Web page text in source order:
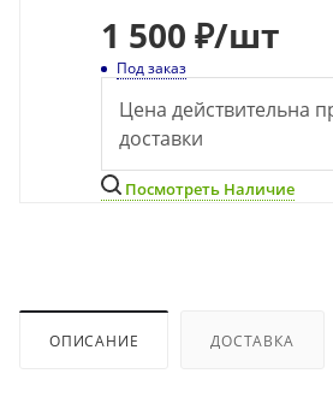
1 500 ₽/шт
Под заказ
Цена действительна
доставки
Посмотреть Наличие
ОПИСАНИЕ ДОСТАВКА